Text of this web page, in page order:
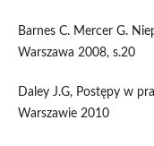
Barnes C. Mercer G.
Warszawa 2008, s.20
Daley J.G, Postępy w
Warszawie 2010